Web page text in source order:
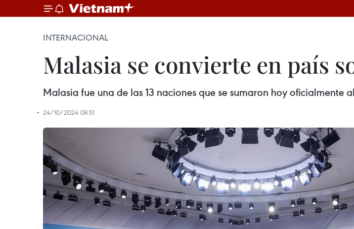
INTERNACIONAL
Malasia se convierte en país
Malasia fue una de las 13 naciones que se sumaron hoy oficialmente
24/10/2024 08:51